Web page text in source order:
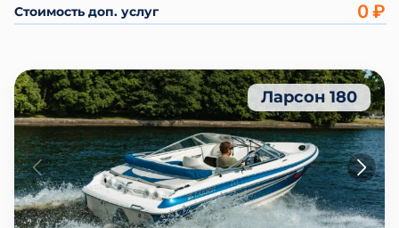
Стоимость доп. услуг 0 ₽
Ларсон 180